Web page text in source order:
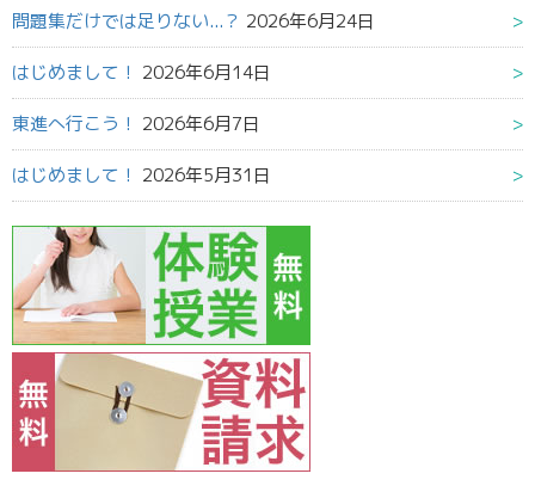
問題集だけでは足りない...？ 2026年6月24日
はじめまして！ 2026年6月14日
東進へ行こう！ 2026年6月7日
はじめまして！ 2026年5月31日